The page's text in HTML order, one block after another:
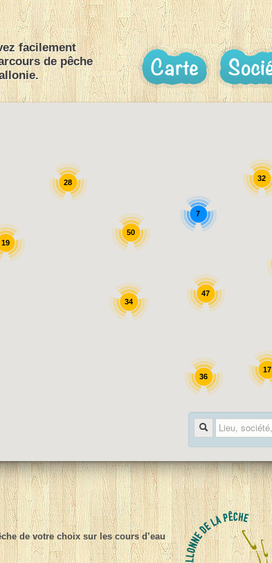
facilement
de pêche
32
19
34
47
36
50
17
28
7
de votre choix sur les cours d’eau